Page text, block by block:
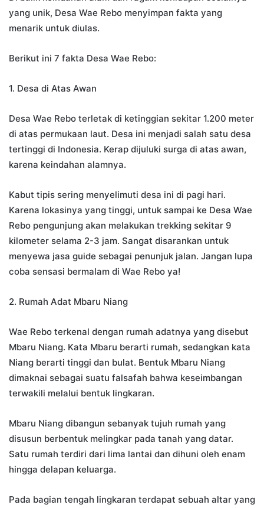
yang unik, Desa Wae Rebo menyimpan fakta yang
menarik untuk diulas.
Berikut ini 7 fakta Desa Wae Rebo:
1. Desa di Atas Awan
Desa Wae Rebo terletak di ketinggian sekitar 1.200 meter
di atas permukaan laut. Desa ini menjadi salah satu desa
tertinggi di Indonesia. Kerap dijuluki surga di atas awan,
karena keindahan alamnya.
Kabut tipis sering menyelimuti desa ini di pagi hari.
Karena lokasinya yang tinggi, untuk sampai ke Desa Wae
Rebo pengunjung akan melakukan trekking sekitar 9
kilometer selama 2-3 jam. Sangat disarankan untuk
menyewa jasa guide sebagai penunjuk jalan. Jangan lupa
coba sensasi bermalam di Wae Rebo ya!
2. Rumah Adat Mbaru Niang
Wae Rebo terkenal dengan rumah adatnya yang disebut
Mbaru Niang. Kata Mbaru berarti rumah, sedangkan kata
Niang berarti tinggi dan bulat. Bentuk Mbaru Niang
dimaknai sebagai suatu falsafah bahwa keseimbangan
terwakili melalui bentuk lingkaran.
Mbaru Niang dibangun sebanyak tujuh rumah yang
disusun berbentuk melingkar pada tanah yang datar.
Satu rumah terdiri dari lima lantai dan dihuni oleh enam
hingga delapan keluarga.
Pada bagian tengah lingkaran terdapat sebuah altar yang